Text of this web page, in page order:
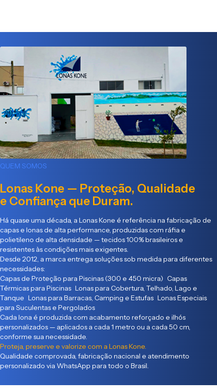
QUEM SOMOS
Lonas Kone — Proteção, Qualidade
e Confiança que Duram.
Há quase uma década, a Lonas Kone é referência na fabricação de
capas e lonas de alta performance, produzidas com ráfia e
polietileno de alta densidade — tecidos 100% brasileiros e
resistentes às condições mais exigentes.
Desde 2012, a marca entrega soluções sob medida para diferentes
necessidades:
Capas de Proteção para Piscinas (300 e 450 micra) Capas
Térmicas para Piscinas Lonas para Cobertura, Telhado, Lago e
Tanque Lonas para Barracas, Camping e Estufas Lonas Especiais
para Suculentas e Pergolados
Cada lona é produzida com acabamento reforçado e ilhós
personalizados — aplicados a cada 1 metro ou a cada 50 cm,
conforme sua necessidade.
Proteja, preserve e valorize com a Lonas Kone.
Qualidade comprovada, fabricação nacional e atendimento
personalizado via WhatsApp para todo o Brasil.